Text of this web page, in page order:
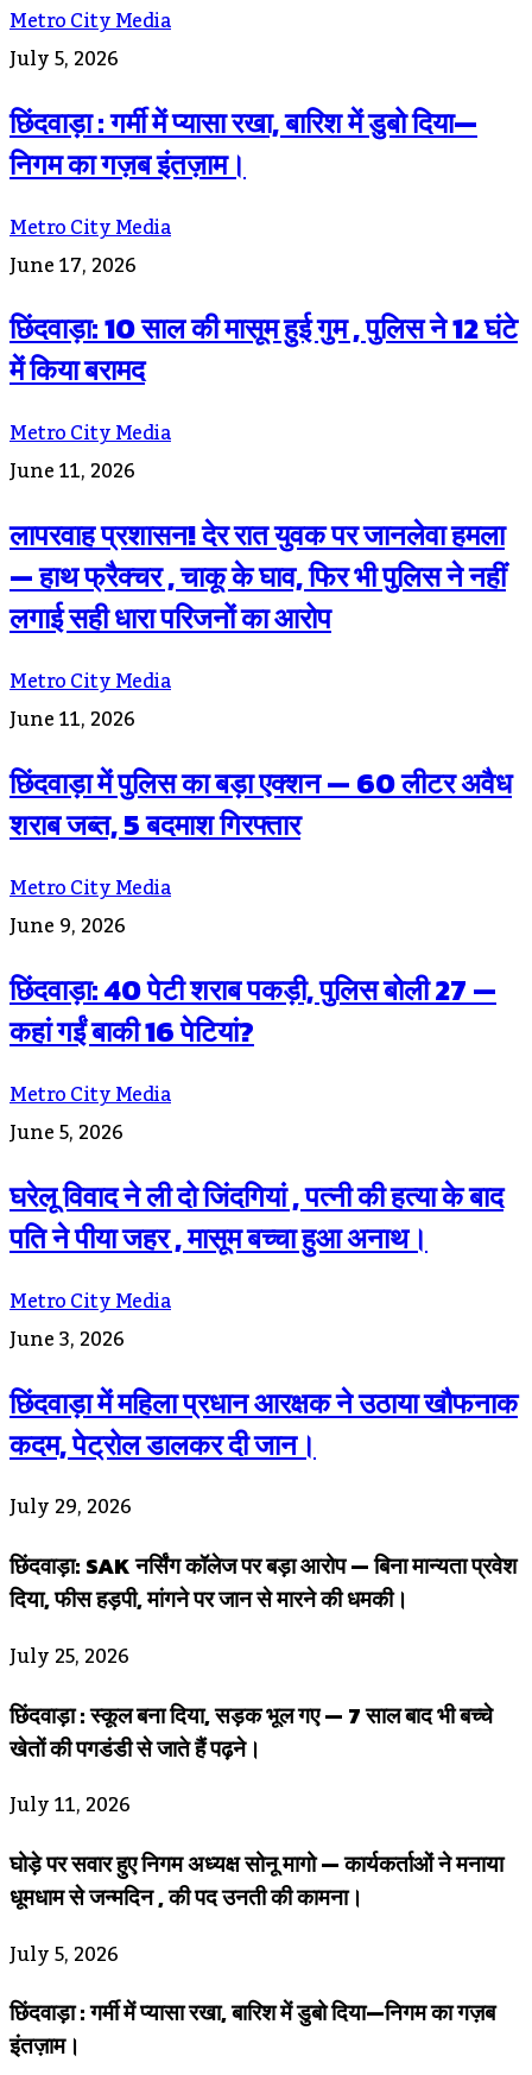
Metro City Media
July 5, 2026
छिंदवाड़ा : गर्मी में प्यासा रखा, बारिश में डुबो दिया—
निगम का गज़ब इंतज़ाम।
Metro City Media
June 17, 2026
छिंदवाड़ा: 10 साल की मासूम हुई गुम , पुलिस ने 12 घंटे
में किया बरामद
Metro City Media
June 11, 2026
लापरवाह प्रशासन! देर रात युवक पर जानलेवा हमला
— हाथ फ्रैक्चर , चाकू के घाव, फिर भी पुलिस ने नहीं
लगाई सही धारा परिजनों का आरोप
Metro City Media
June 11, 2026
छिंदवाड़ा में पुलिस का बड़ा एक्शन — 60 लीटर अवैध
शराब जब्त, 5 बदमाश गिरफ्तार
Metro City Media
June 9, 2026
छिंदवाड़ा: 40 पेटी शराब पकड़ी, पुलिस बोली 27 —
कहां गईं बाकी 16 पेटियां?
Metro City Media
June 5, 2026
घरेलू विवाद ने ली दो जिंदगियां , पत्नी की हत्या के बाद
पति ने पीया जहर , मासूम बच्चा हुआ अनाथ।
Metro City Media
June 3, 2026
छिंदवाड़ा में महिला प्रधान आरक्षक ने उठाया खौफनाक
कदम, पेट्रोल डालकर दी जान।
July 29, 2026
छिंदवाड़ा: SAK नर्सिंग कॉलेज पर बड़ा आरोप — बिना मान्यता प्रवेश
दिया, फीस हड़पी, मांगने पर जान से मारने की धमकी।
July 25, 2026
छिंदवाड़ा : स्कूल बना दिया, सड़क भूल गए — 7 साल बाद भी बच्चे
खेतों की पगडंडी से जाते हैं पढ़ने।
July 11, 2026
घोड़े पर सवार हुए निगम अध्यक्ष सोनू मागो — कार्यकर्ताओं ने मनाया
धूमधाम से जन्मदिन , की पद उनती की कामना।
July 5, 2026
छिंदवाड़ा : गर्मी में प्यासा रखा, बारिश में डुबो दिया—निगम का गज़ब
इंतज़ाम।